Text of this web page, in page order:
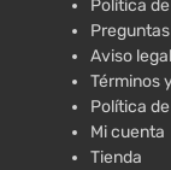
Política
Aviso
Términos
Política
Mi cuenta
Tienda